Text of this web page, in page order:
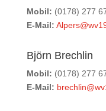
Mobil: (0178) 277
E-Mail:
Björn Brechlin
Mobil: (0178) 277
E-Mail: